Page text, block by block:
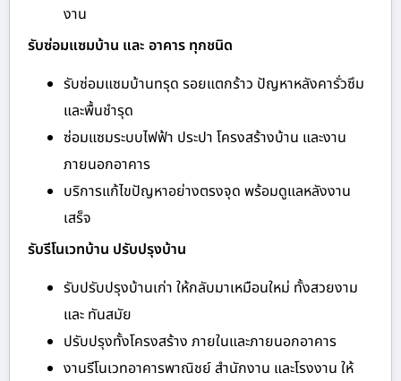
งาน
รับซ่อมแซมบ้าน และ อาคาร ทุกชนิด
รับซ่อมแซมบ้านทรุด รอยแตกร้าว ปัญหาหลังคารั่วซึม
และพื้นชำรุด
ซ่อมแซมระบบไฟฟ้า ประปา โครงสร้างบ้าน และงาน
ภายนอกอาคาร
บริการแก้ไขปัญหาอย่างตรงจุด พร้อมดูแลหลังงาน
เสร็จ
รับรีโนเวทบ้าน ปรับปรุงบ้าน
รับปรับปรุงบ้านเก่า ให้กลับมาเหมือนใหม่ ทั้งสวยงาม
และ ทันสมัย
ปรับปรุงทั้งโครงสร้าง ภายในและภายนอกอาคาร
งานรีโนเวทอาคารพาณิชย์ สำนักงาน และโรงงาน ให้